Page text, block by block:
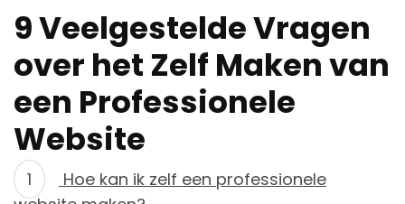
9 Veelgestelde Vragen
over het Zelf Maken van
een Professionele
Website
Hoe kan ik zelf een professionele